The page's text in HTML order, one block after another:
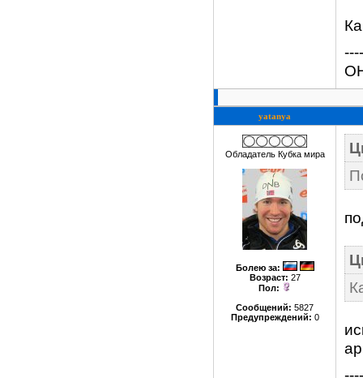
yatanya
Обладатель Кубка мира
Болею за:
Возраст: 27
Пол:
Сообщений: 5827
Предупреждений: 0